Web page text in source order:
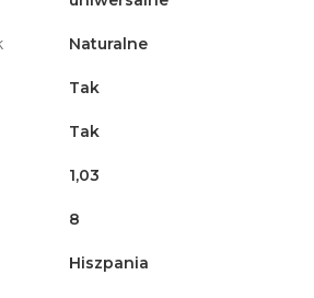
Naturalne
Tak
Tak
1,03
8
Hiszpania